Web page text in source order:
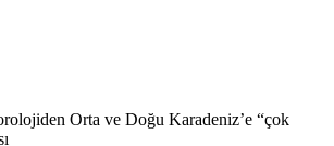
Orta ve Doğu Karadeniz’e “çok